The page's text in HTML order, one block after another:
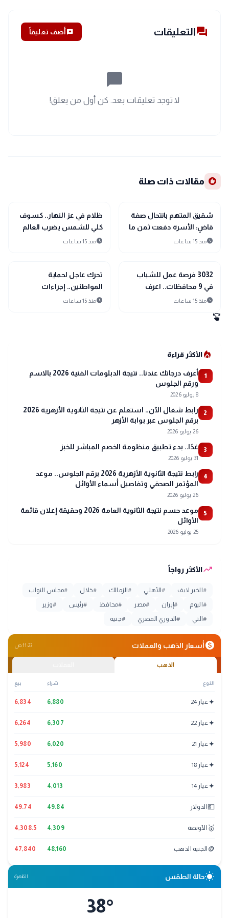
forumالتعليقات add_commentأضف تعليقاً
chat_bubble_outline
لا توجد تعليقات بعد. كن أول من يعلق!
recommend مقالات ذات صلة
public
الأخبار المحلية
شقيق المتهم بانتحال صفة
قاضٍ: الأسرة دفعت ثمن ما
حدث.. ولم يساندنا حتى في
scheduleمنذ 15 ساعات
public
الأخبار المحلية
ظلام في عز النهار.. كسوف
كلي للشمس يضرب العالم
12 أغسطس
scheduleمنذ 15 ساعات
public
الأخبار المحلية3032 فرصة عمل للشباب
في 9 محافظات.. اعرف
التخصصات المطلوبة
scheduleمنذ 15 ساعات
public
الأخبار المحلية
تحرك عاجل لحماية
المواطنين.. إجراءات
مشددة ضد تسجيل خطوط
scheduleمنذ 15 ساعات
swipe
local_fire_departmentالأكثر قراءة
1
أعرف درجاتك عندنا.. نتيجة الدبلومات الفنية 2026 بالاسم
ورقم الجلوس
8 يوليو 2026
2
رابط شغال الآن.. استعلم عن نتيجة الثانوية الأزهرية 2026
برقم الجلوس عبر بوابة الأزهر
26 يوليو 2026
3 غدًا.. بدء تطبيق منظومة الخصم المباشر للخبز
31 يوليو 2026
4
رابط نتيجة الثانوية الأزهرية 2026 برقم الجلوس.. موعد
المؤتمر الصحفي وتفاصيل أسماء الأوائل
26 يوليو 2026
5
موعد حسم نتيجة الثانوية العامة 2026 وحقيقة إعلان قائمة
الأوائل
25 يوليو 2026
trending_upالأكثر رواجاً
#الخبر لايف #الأهلي #الزمالك #خلال #مجلس النواب
#اليوم #إيران #مصر #محافظ #رئيس #وزير
#التي #الدوري المصري #جنيه
monetization_onأسعار الذهب والعملات 11:23 ص
الذهب
النوع شراء بيع
✦ عيار 24 6,880
6,834
✦ عيار 22 6,307
6,264
✦ عيار 21 6,020
5,980
✦ عيار 18 5,160
5,124
✦ عيار 14 4,013
3,983
💵الدولار 49.84
49.74
🥇 الأونصة 4,309
4,308.5
🪙 الجنيه الذهب 48,160
47,840
wb_sunnyحالة الطقس القاهرة
38°